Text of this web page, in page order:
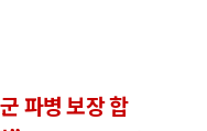
파병 보장 합